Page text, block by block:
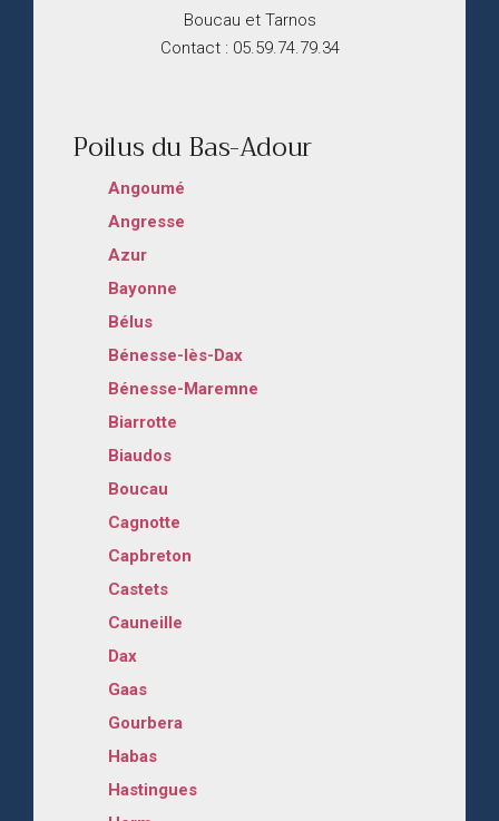
Boucau et Tarnos
Contact : 05.59.74.79.34
Poilus du Bas-Adour
Angoumé
Angresse
Azur
Bayonne
Bélus
Bénesse-lès-Dax
Bénesse-Maremne
Biarrotte
Biaudos
Boucau
Cagnotte
Capbreton
Castets
Cauneille
Dax
Gaas
Gourbera
Habas
Hastingues